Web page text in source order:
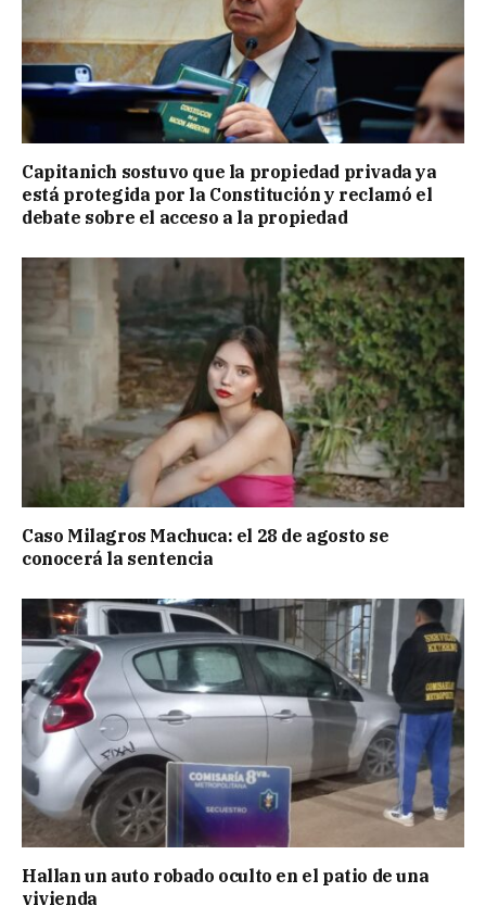
Capitanich sostuvo que la propiedad privada ya
está protegida por la Constitución y reclamó el
debate sobre el acceso a la propiedad
Caso Milagros Machuca: el 28 de agosto se
conocerá la sentencia
Hallan un auto robado oculto en el patio de una
vivienda